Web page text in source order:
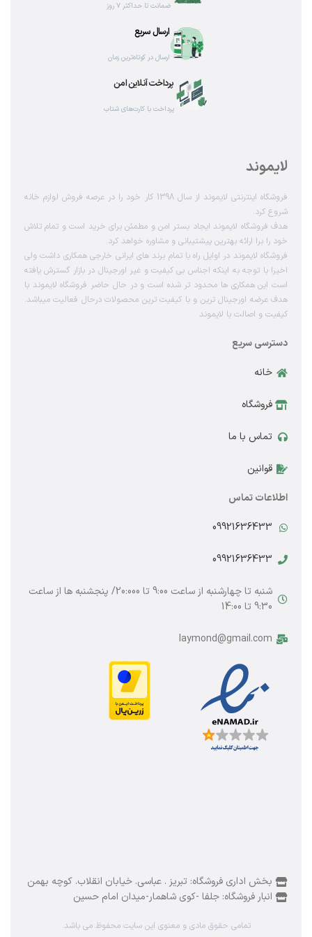
پرداخت آنلاین امن
پرداخت با کارت‌های شتاب
ارسال سریع
ارسال در کوتاه‌ترین زمان
ضمانت تا حداکثر ۷ روز
لایموند
فروشگاه اینترنتی لایموند از سال 1398 کار خود را در عرصه فروش لوازم خانه
شروع کرد.
هدف فروشگاه لایموند ایجاد بستر امن و مطمئن برای خرید است و تمام تلاش
خود را برا ارائه بهترین پیشتیبانی و مشاوره خواهد کرد.
فروشگاه لایموند در اوایل راه با تمام برند های ایرانی خارجی همکاری داشت ولی
اخیرا با توجه به اینکه اجناس بی کیفیت و غیر اورجینال در بازار گسترش یافته
است این همکاری ها محدود تر شده است و در حال حاضر فروشگاه لایموند با
هدف عرضه اورجینال ترین و با کیفیت ترین محصولات درحال فعالیت میباشد.
کیفیت و اصالت با لایموند
دسترسی سریع
خانه
فروشگاه
تماس با ما
قوانین
اطلاعات تماس
09921636433
09921636433
شنبه تا چهارشنبه از ساعت 9:00 تا 20:000/ پنجشنبه ها از ساعت
9:30 تا 14:00
laymond@gmail.com
بخش اداری فروشگاه: تبریز . عباسی. خیابان انقلاب. کوچه بهمن
انبار فروشگاه: جلفا -کوی شاهمار-میدان امام حسین
تمامی حقوق مادی و معنوی این سایت محفوظ می باشد.
بدون روغن